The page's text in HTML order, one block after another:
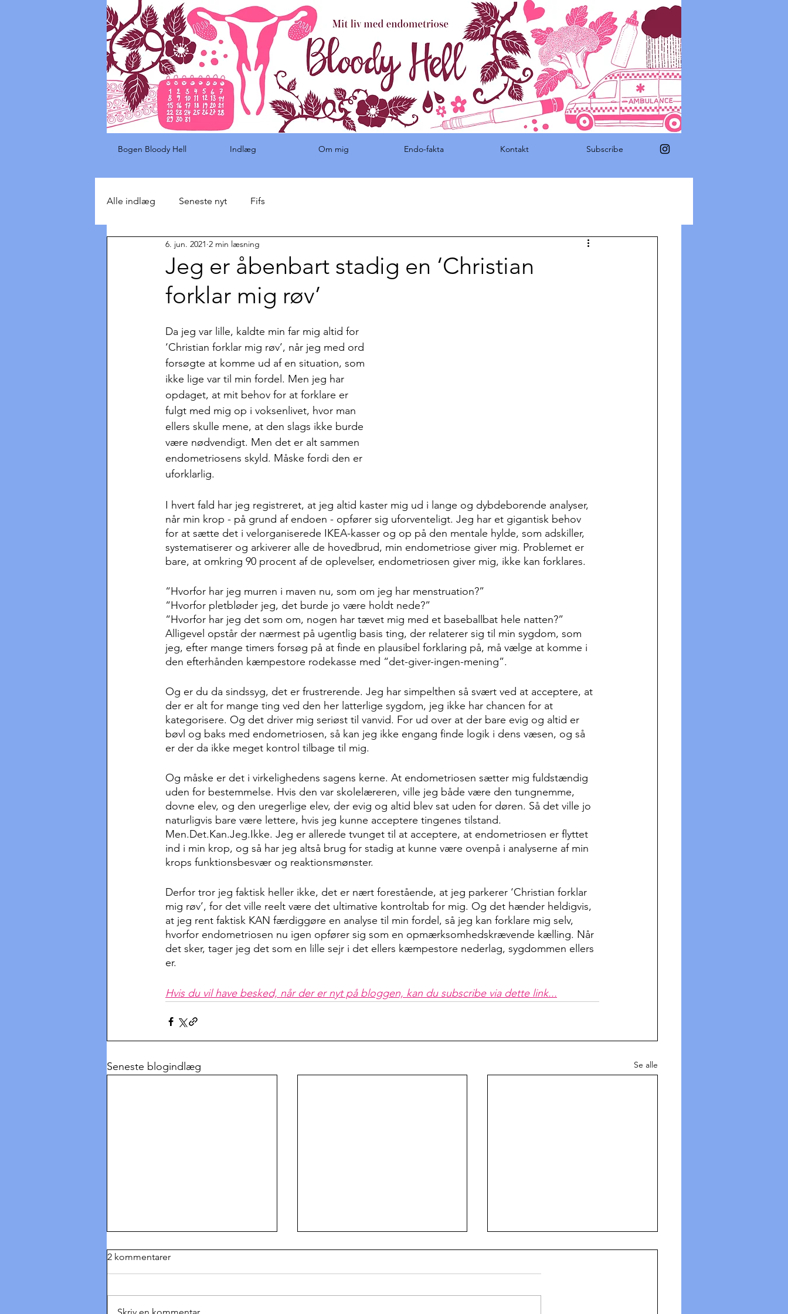
Bogen Bloody Hell Indlæg Om mig Endo-fakta Kontakt Subscribe
Alle indlæg Seneste nyt Fifs
Jeg er åbenbart stadig en ‘Christian
forklar mig røv’
6. jun. 2021 2 min læsning
Da jeg var lille, kaldte min far mig altid for
‘Christian forklar mig røv’, når jeg med ord
forsøgte at komme ud af en situation, som
ikke lige var til min fordel. Men jeg har
opdaget, at mit behov for at forklare er
fulgt med mig op i voksenlivet, hvor man
ellers skulle mene, at den slags ikke burde
være nødvendigt. Men det er alt sammen
endometriosens skyld. Måske fordi den er
uforklarlig.
I hvert fald har jeg registreret, at jeg altid kaster mig ud i lange og dybdeborende analyser,
når min krop - på grund af endoen - opfører sig uforventeligt. Jeg har et gigantisk behov
for at sætte det i velorganiserede IKEA-kasser og op på den mentale hylde, som adskiller,
systematiserer og arkiverer alle de hovedbrud, min endometriose giver mig. Problemet er
bare, at omkring 90 procent af de oplevelser, endometriosen giver mig, ikke kan forklares.
“Hvorfor har jeg murren i maven nu, som om jeg har menstruation?”
“Hvorfor pletbløder jeg, det burde jo være holdt nede?”
“Hvorfor har jeg det som om, nogen har tævet mig med et baseballbat hele natten?”
Alligevel opstår der nærmest på ugentlig basis ting, der relaterer sig til min sygdom, som
jeg, efter mange timers forsøg på at finde en plausibel forklaring på, må vælge at komme i
den efterhånden kæmpestore rodekasse med “det-giver-ingen-mening”.
Og er du da sindssyg, det er frustrerende. Jeg har simpelthen så svært ved at acceptere, at
der er alt for mange ting ved den her latterlige sygdom, jeg ikke har chancen for at
kategorisere. Og det driver mig seriøst til vanvid. For ud over at der bare evig og altid er
bøvl og baks med endometriosen, så kan jeg ikke engang finde logik i dens væsen, og så
er der da ikke meget kontrol tilbage til mig.
Og måske er det i virkelighedens sagens kerne. At endometriosen sætter mig fuldstændig
uden for bestemmelse. Hvis den var skolelæreren, ville jeg både være den tungnemme,
dovne elev, og den uregerlige elev, der evig og altid blev sat uden for døren. Så det ville jo
naturligvis bare være lettere, hvis jeg kunne acceptere tingenes tilstand.
Men.Det.Kan.Jeg.Ikke. Jeg er allerede tvunget til at acceptere, at endometriosen er flyttet
ind i min krop, og så har jeg altså brug for stadig at kunne være ovenpå i analyserne af min
krops funktionsbesvær og reaktionsmønster.
Derfor tror jeg faktisk heller ikke, det er nært forestående, at jeg parkerer ‘Christian forklar
mig røv’, for det ville reelt være det ultimative kontroltab for mig. Og det hænder heldigvis,
at jeg rent faktisk KAN færdiggøre en analyse til min fordel, så jeg kan forklare mig selv,
hvorfor endometriosen nu igen opfører sig som en opmærksomhedskrævende kælling. Når
det sker, tager jeg det som en lille sejr i det ellers kæmpestore nederlag, sygdommen ellers
er.
Hvis du vil have besked, når der er nyt på bloggen, kan du subscribe via dette link...
Seneste blogindlæg Se alle
2 kommentarer